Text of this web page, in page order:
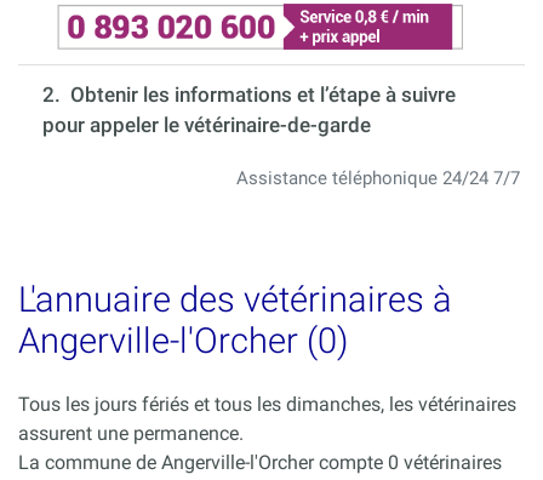
2. Obtenir les informations et l’étape à suivre
pour appeler le vétérinaire-de-garde
Assistance téléphonique 24/24 7/7
L'annuaire des vétérinaires à
Angerville-l'Orcher (0)
Tous les jours fériés et tous les dimanches, les vétérinaires
assurent une permanence.
La commune de Angerville-l'Orcher compte 0 vétérinaires